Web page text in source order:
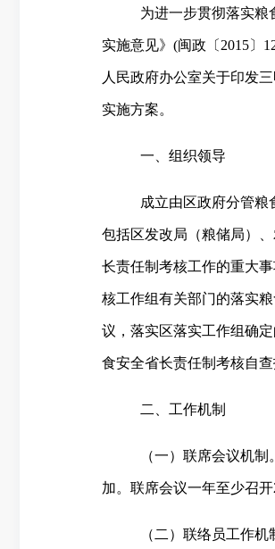
为进一步贯彻落实粮
实施意见》 (闽政〔 2015〕
人民政府办公室关于印发
实施方案。
一、组织领导
成立由区政府分管
包括区发改局（粮储局）
长责任制考核工作的重大
核工作组有关部门的落实
议，落实区落实工作组确
食安全省长责任制考核自
二、工作机制
（一）联席会议机
加。联席会议一年至少召开
（二）联络员工作